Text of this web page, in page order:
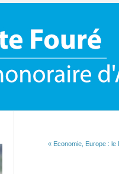
« Economie, Europe :